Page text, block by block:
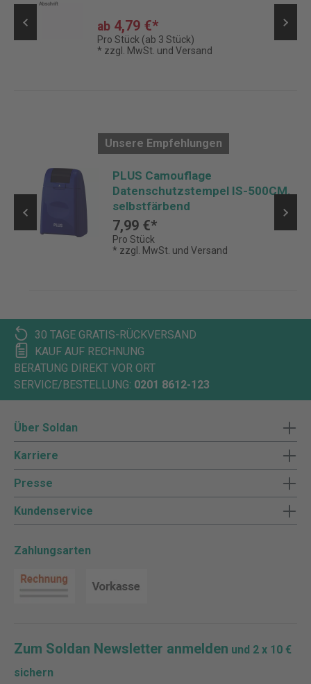
ab 4,79 €*
Pro Stück (ab 3 Stück)
* zzgl. MwSt. und Versand
Unsere Empfehlungen
PLUS Camouflage
Datenschutzstempel IS-500CM,
selbstfärbend
7,99 €*
Pro Stück
* zzgl. MwSt. und Versand
30 TAGE GRATIS-RÜCKVERSAND
KAUF AUF RECHNUNG
BERATUNG DIREKT VOR ORT
SERVICE/BESTELLUNG: 0201 8612-123
Über Soldan
Karriere
Presse
Kundenservice
Zahlungsarten
Zum Soldan Newsletter anmelden und 2 x 10 €
sichern